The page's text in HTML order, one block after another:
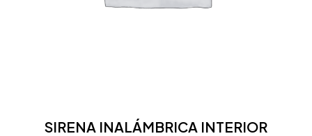
SIRENA INALÁMBRICA INTERIOR